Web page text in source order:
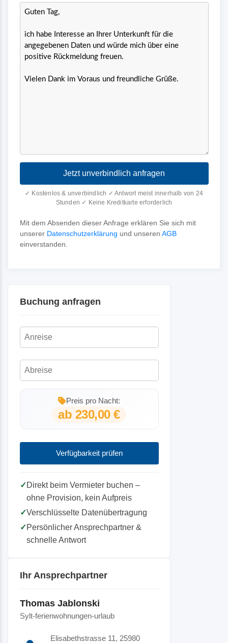
Jetzt unverbindlich anfragen
✓ Kostenlos & unverbindlich ✓ Antwort meist innerhalb von 24
Stunden ✓ Keine Kreditkarte erforderlich
Mit dem Absenden dieser Anfrage erklären Sie sich mit
unserer Datenschutzerklärung und unseren AGB
einverstanden.
Buchung anfragen
Preis pro Nacht:
ab 230,00 €
Verfügbarkeit prüfen
✓Direkt beim Vermieter buchen –
ohne Provision, kein Aufpreis
✓Verschlüsselte Datenübertragung
✓Persönlicher Ansprechpartner &
schnelle Antwort
Ihr Ansprechpartner
Thomas Jablonski
Sylt-ferienwohnungen-urlaub
Elisabethstrasse 11, 25980